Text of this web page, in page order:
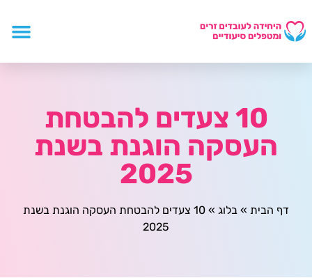
10 צעדים להבטחת
העסקה הוגנת בשנת
2025
דף הבית » בלוג »
10 צעדים להבטחת העסקה הוגנת בשנת
2025